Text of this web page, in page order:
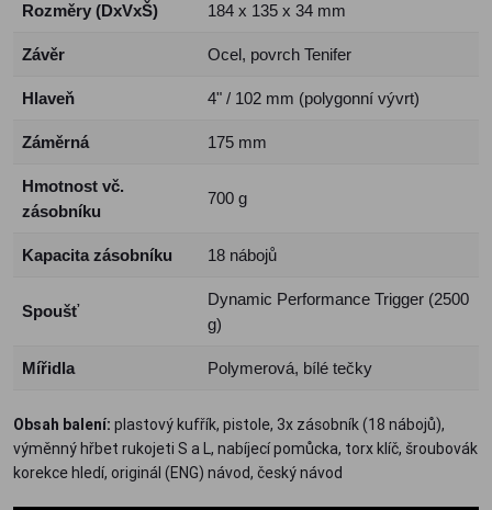
Rozměry (DxVxŠ) 184 x 135 x 34 mm
Závěr Ocel, povrch Tenifer
Hlaveň 4" / 102 mm (polygonní vývrt)
Záměrná 175 mm
Hmotnost vč.
zásobníku
700 g
Kapacita zásobníku 18 nábojů
Spoušť
Dynamic Performance Trigger (2500
g)
Mířidla Polymerová, bílé tečky
Obsah balení: plastový kufřík, pistole, 3x zásobník (18 nábojů),
výměnný hřbet rukojeti S a L, nabíjecí pomůcka, torx klíč, šroubovák
korekce hledí, originál (ENG) návod, český návod